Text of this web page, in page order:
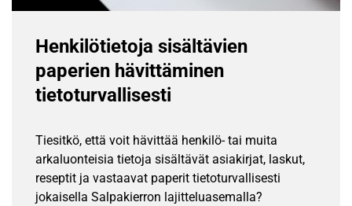
Henkilötietoja sisältävien
paperien hävittäminen
tietoturvallisesti
Tiesitkö, että voit hävittää henkilö- tai muita
arkaluonteisia tietoja sisältävät asiakirjat, laskut,
reseptit ja vastaavat paperit tietoturvallisesti
jokaisella Salpakierron lajitteluasemalla?